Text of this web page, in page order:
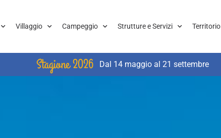
Villaggio Campeggio Strutture e Servizi Territorio
Stagione 2026 Dal 14 maggio al 21 settembre